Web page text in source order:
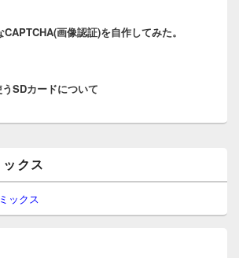
画像認証)を自作してみた。
SDカードについて
クス
ックス